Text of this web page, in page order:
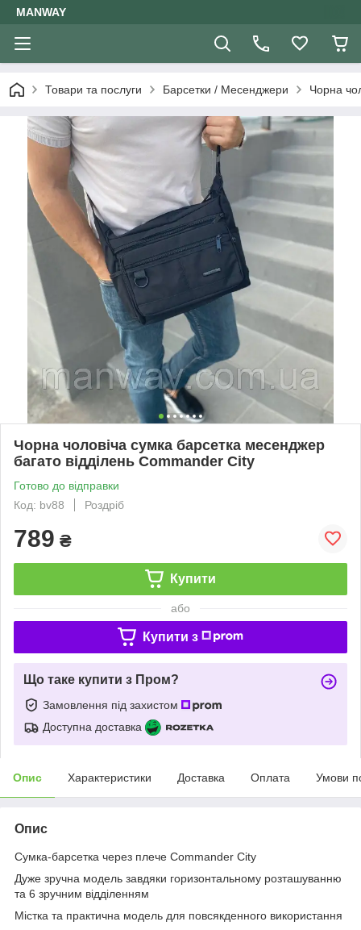
MANWAY
Товари та послуги Барсетки / Месенджери Чорна
Чорна чоловіча сумка барсетка месенджер
багато відділень Commander City
Готово до відправки
Код: bv88
Роздріб
789 ₴
Купити
або
Купити з
Що таке купити з Пром?
Замовлення під захистом
Доступна доставка
Опис Характеристики Доставка Оплата Умови
Опис
Сумка-барсетка через плече Commander City
Дуже зручна модель завдяки горизонтальному розташуванню
та 6 зручним відділенням
Містка та практична модель для повсякденного використання